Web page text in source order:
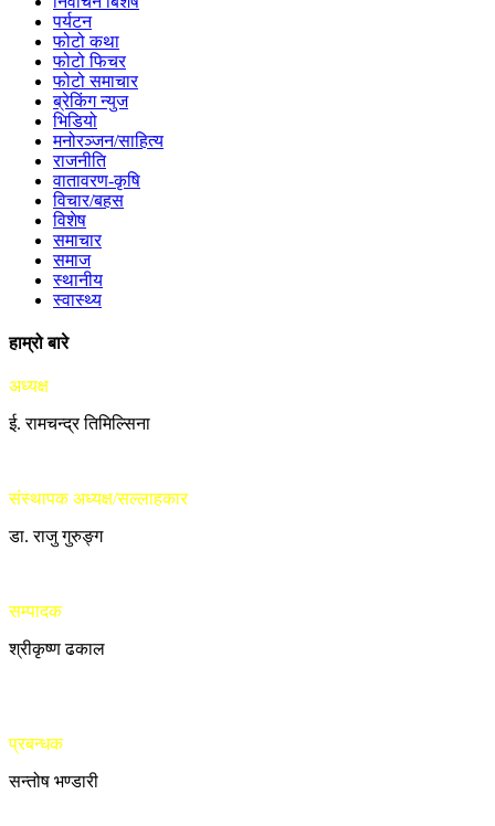
पर्यटन
फोटो कथा
फोटो फिचर
फोटो समाचार
ब्रेकिंग न्युज
भिडियो
मनोरञ्जन/साहित्य
राजनीति
वातावरण-कृषि
विचार/बहस
विशेष
समाचार
समाज
स्थानीय
स्वास्थ्य
हाम्रो बारे
अध्यक्ष
ई. रामचन्द्र तिमिल्सिना
संस्थापक अध्यक्ष/सल्लाहकार
डा. राजु गुरुङ्ग
सम्पादक
श्रीकृष्ण ढकाल
प्रबन्धक
सन्तोष भण्डारी